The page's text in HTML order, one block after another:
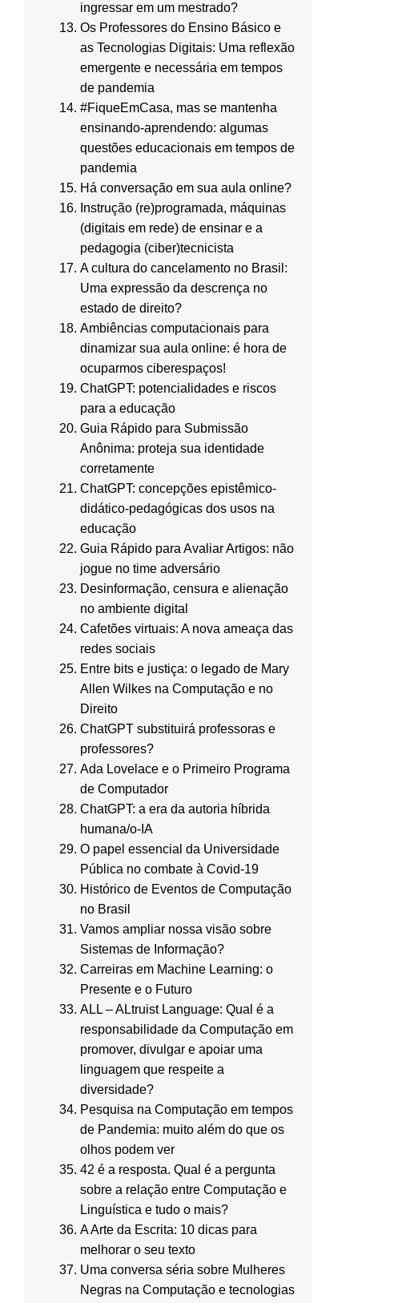
ingressar em um mestrado?
Os Professores do Ensino Básico e
as Tecnologias Digitais: Uma reflexão
emergente e necessária em tempos
de pandemia
#FiqueEmCasa, mas se mantenha
ensinando-aprendendo: algumas
questões educacionais em tempos de
pandemia
Há conversação em sua aula online?
Instrução (re)programada, máquinas
(digitais em rede) de ensinar e a
pedagogia (ciber)tecnicista
A cultura do cancelamento no Brasil:
Uma expressão da descrença no
estado de direito?
Ambiências computacionais para
dinamizar sua aula online: é hora de
ocuparmos ciberespaços!
ChatGPT: potencialidades e riscos
para a educação
Guia Rápido para Submissão
Anônima: proteja sua identidade
corretamente
ChatGPT: concepções epistêmico-
didático-pedagógicas dos usos na
educação
Guia Rápido para Avaliar Artigos: não
jogue no time adversário
Desinformação, censura e alienação
no ambiente digital
Cafetões virtuais: A nova ameaça das
redes sociais
Entre bits e justiça: o legado de Mary
Allen Wilkes na Computação e no
Direito
ChatGPT substituirá professoras e
professores?
Ada Lovelace e o Primeiro Programa
de Computador
ChatGPT: a era da autoria híbrida
humana/o-IA
O papel essencial da Universidade
Pública no combate à Covid-19
Histórico de Eventos de Computação
no Brasil
Vamos ampliar nossa visão sobre
Sistemas de Informação?
Carreiras em Machine Learning: o
Presente e o Futuro
ALL – ALtruist Language: Qual é a
responsabilidade da Computação em
promover, divulgar e apoiar uma
linguagem que respeite a
diversidade?
Pesquisa na Computação em tempos
de Pandemia: muito além do que os
olhos podem ver
42 é a resposta. Qual é a pergunta
sobre a relação entre Computação e
Linguística e tudo o mais?
A Arte da Escrita: 10 dicas para
melhorar o seu texto
Uma conversa séria sobre Mulheres
Negras na Computação e tecnologias